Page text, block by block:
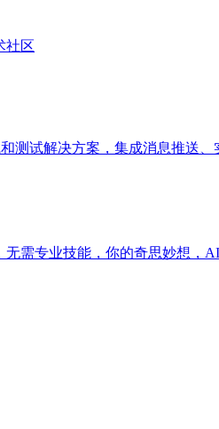
社区
测试解决方案，集成消息推送
需专业技能，你的奇思妙想，